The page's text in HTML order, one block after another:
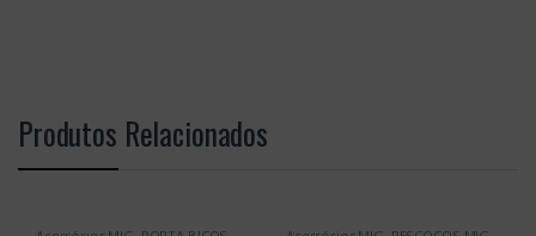
Produtos Relacionados